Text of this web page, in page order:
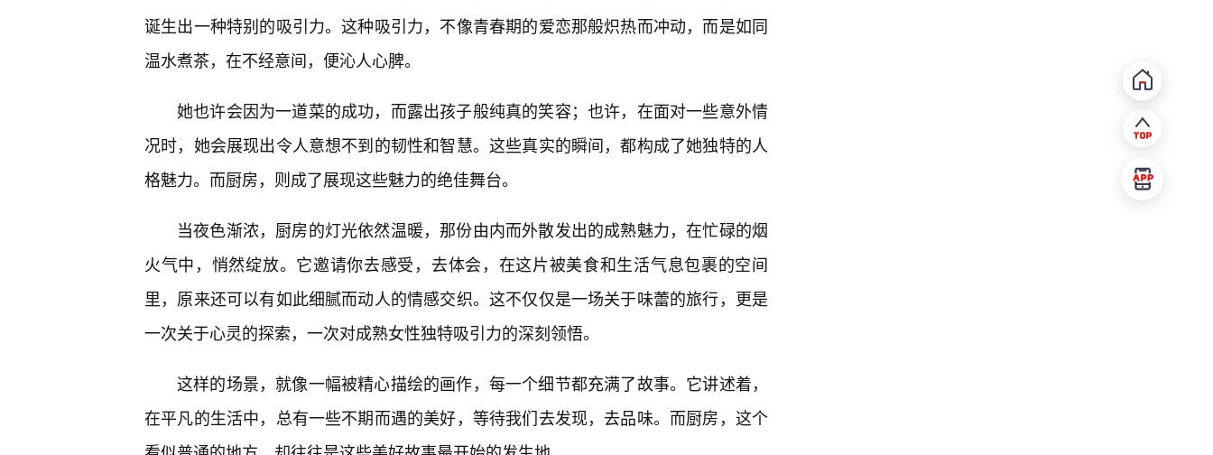
诞生出一种特别的吸引力。这种吸引力，不像青春期的爱恋那般炽热而冲动，而是如同
温水煮茶，在不经意间，便沁人心脾。
她也许会因为一道菜的成功，而露出孩子般纯真的笑容；也许，在面对一些意外情
况时，她会展现出令人意想不到的韧性和智慧。这些真实的瞬间，都构成了她独特的人
格魅力。而厨房，则成了展现这些魅力的绝佳舞台。
当夜色渐浓，厨房的灯光依然温暖，那份由内而外散发出的成熟魅力，在忙碌的烟
火气中，悄然绽放。它邀请你去感受，去体会，在这片被美食和生活气息包裹的空间
里，原来还可以有如此细腻而动人的情感交织。这不仅仅是一场关于味蕾的旅行，更是
一次关于心灵的探索，一次对成熟女性独特吸引力的深刻领悟。
这样的场景，就像一幅被精心描绘的画作，每一个细节都充满了故事。它讲述着，
在平凡的生活中，总有一些不期而遇的美好，等待我们去发现，去品味。而厨房，这个